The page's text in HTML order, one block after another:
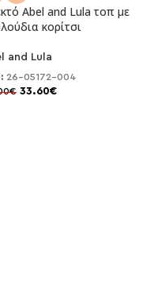
Abel and Lula τοπ με
κορίτσι
and Lula
26-05172-004
€ 33.60€